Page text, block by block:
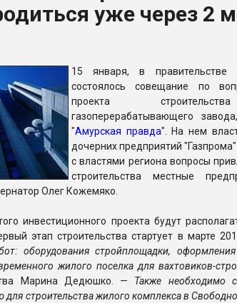
уже через 2
15 января, в правительстве
состоялось совещание по
проекта
газоперерабатывающего
"Амурская правда". На нем
дочерних предприятий
с властями региона вопросы
строительства местные
Олег Кожемяко.
инвестиционного проекта будут
этап строительства стартует в марте
оборудования стройплощадки,
жилого поселка для вахтовиков-
Марина Дедюшко. — Также необходимо
для строительства жилого комплекса в